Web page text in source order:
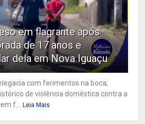
em flagrante após
de 17 anos e
dela em Nova Iguaçu
com ferimentos na boca;
de violência doméstica contra a
f...
Leia Mais